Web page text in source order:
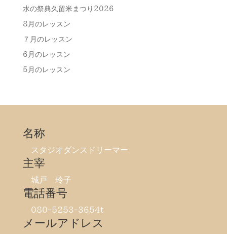
水の祭典久留米まつり2026
8月のレッスン
７月のレッスン
6月のレッスン
5月のレッスン
名称
スタジオダンスドリーマー
主宰
城戸 玲子
電話番号
080-5253-3654t
メールアドレス